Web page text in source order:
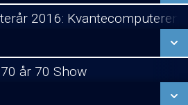
LÆS MERE
LÆS MERE
2016: Kvantecomputeren
fra Århus 20/10
år 70 Show
år - 70 Koncerter 21/10